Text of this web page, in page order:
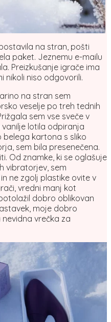
na stran, pošti
paket. Jeznemu e-mailu
Preizkušanje igrače ima
nikoli niso odgovorili.
na stran sem
veselje po treh tednih
sem vse sveče v
lotila odpiranja
belega kartona s sliko
sem bila presenečena.
Od znamke, ki se oglašuje
vibratorjev, sem
ne zgolj plastike ovite v
vredni manj kot
dobro oblikovan
moje dobro
vrečka za